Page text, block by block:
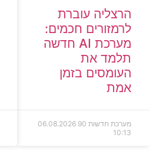
הרצליה עוברת
לרמזורים חכמים:
מערכת AI חדשה
תלמד את
העומסים בזמן
אמת
מערכת חדשות 90
06.08.2026
10:13